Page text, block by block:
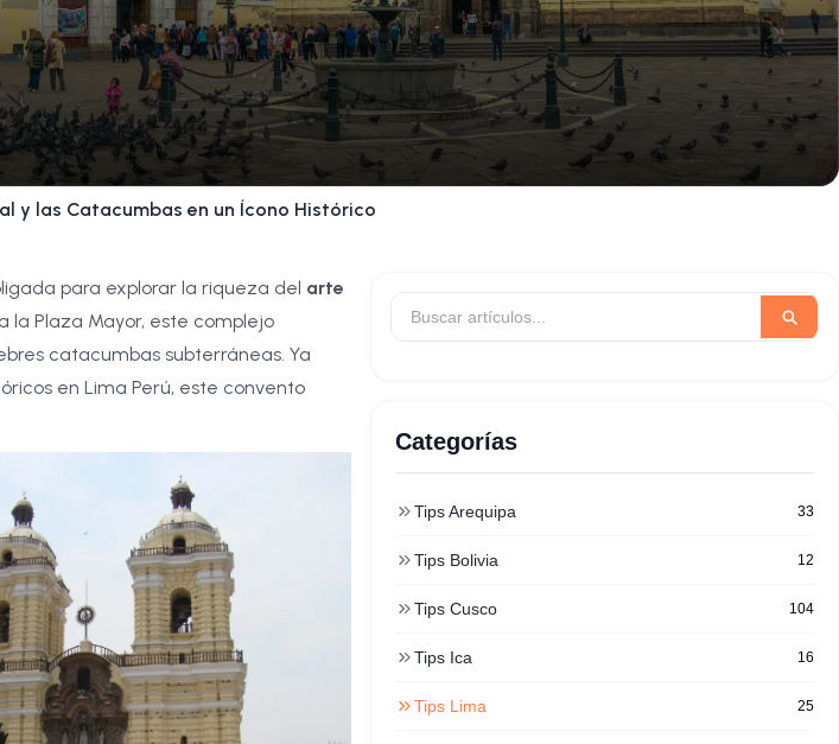
y las Catacumbas en un Ícono Histórico
para explorar la riqueza del arte
la Plaza Mayor, este complejo
catacumbas subterráneas. Ya
en Lima Perú, este convento
Categorías
Tips Arequipa 33
Tips Bolivia 12
Tips Cusco 104
Tips Ica 16
Tips Lima 25